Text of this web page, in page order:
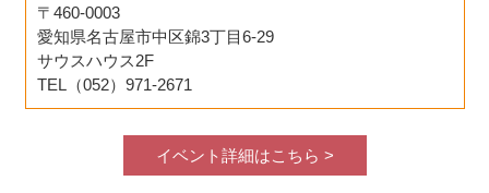
〒460-0003
愛知県名古屋市中区錦3丁目6-29
サウスハウス2F
TEL（052）971-2671
イベント詳細はこちら >